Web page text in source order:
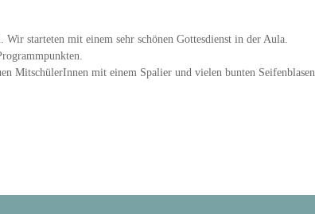
starteten mit einem sehr schönen Gottesdienst in der Aula.
MitschülerInnen mit einem Spalier und vielen bunten Seifenblasen.